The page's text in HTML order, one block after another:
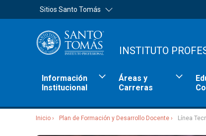
Sitios Santo Tomás
INSTITUTO
Información
Institucional
Áreas y
Carreras
Inicio Plan de Formación y Desarrollo Docente Línea